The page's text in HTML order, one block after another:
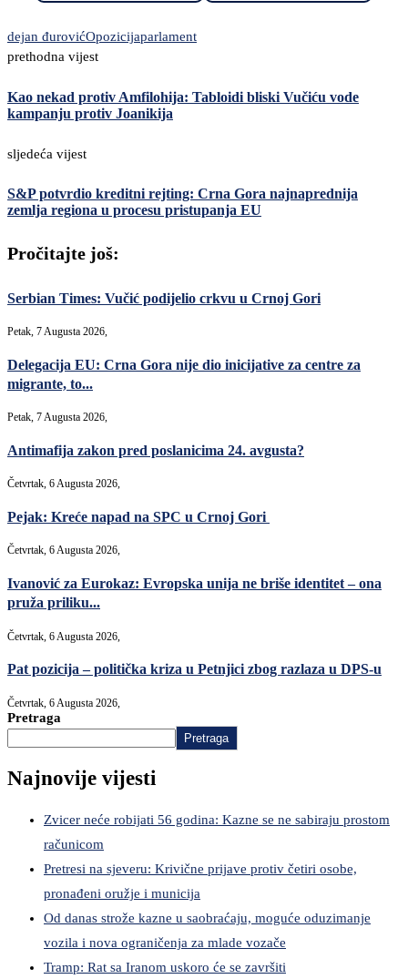
dejan đurovićOpozicijaparlament
prethodna vijest
Kao nekad protiv Amfilohija: Tabloidi bliski Vučiću vode
kampanju protiv Joanikija
sljedeća vijest
S&P potvrdio kreditni rejting: Crna Gora najnaprednija
zemlja regiona u procesu pristupanja EU
Pročitajte još:
Serbian Times: Vučić podijelio crkvu u Crnoj Gori
Petak, 7 Augusta 2026,
Delegacija EU: Crna Gora nije dio inicijative za centre za
migrante, to...
Petak, 7 Augusta 2026,
Antimafija zakon pred poslanicima 24. avgusta?
Četvrtak, 6 Augusta 2026,
Pejak: Kreće napad na SPC u Crnoj Gori
Četvrtak, 6 Augusta 2026,
Ivanović za Eurokaz: Evropska unija ne briše identitet – ona
pruža priliku...
Četvrtak, 6 Augusta 2026,
Pat pozicija – politička kriza u Petnjici zbog razlaza u DPS-u
Četvrtak, 6 Augusta 2026,
Pretraga
Pretraga
Najnovije vijesti
Zvicer neće robijati 56 godina: Kazne se ne sabiraju prostom
računicom
Pretresi na sjeveru: Krivične prijave protiv četiri osobe,
pronađeni oružje i municija
Od danas strože kazne u saobraćaju, moguće oduzimanje
vozila i nova ograničenja za mlade vozače
Tramp: Rat sa Iranom uskoro će se završiti